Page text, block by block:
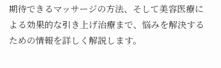
期待できるマッサージの方法、そして美容医療に
よる効果的な引き上げ治療まで、悩みを解決する
ための情報を詳しく解説します。